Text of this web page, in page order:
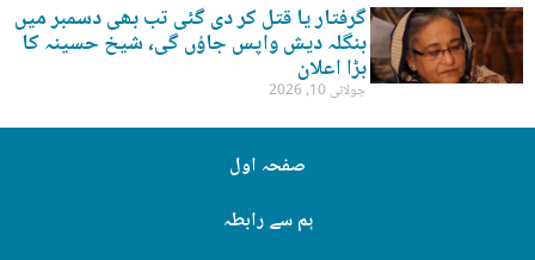
گرفتار یا قتل کر دی گئی تب بھی دسمبر میں
بنگلہ دیش واپس جاؤں گی، شیخ حسینہ کا
بڑا اعلان
جولائی 10, 2026
صفحہ اول
ہم سے رابطہ